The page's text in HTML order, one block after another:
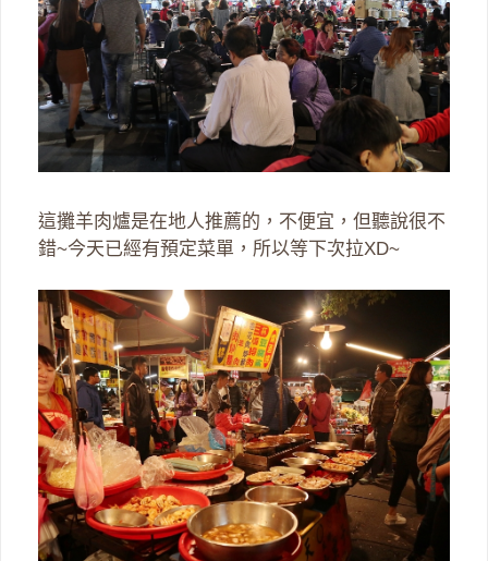
這攤羊肉爐是在地人推薦的，不便宜，但聽說很不
錯~今天已經有預定菜單，所以等下次拉XD~